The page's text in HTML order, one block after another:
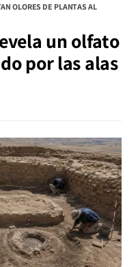
OLORES DE PLANTAS AL
un olfato
por las alas